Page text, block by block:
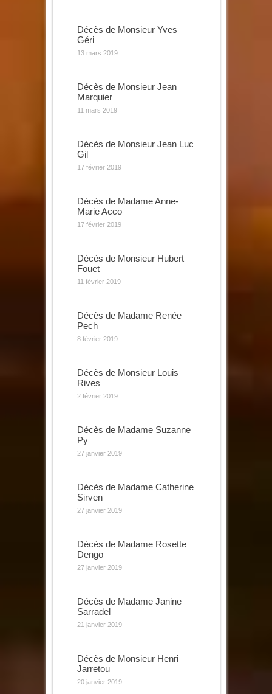
Décès de Monsieur Yves
Géri
13 mars 2019
Décès de Monsieur Jean
Marquier
11 mars 2019
Décès de Monsieur Jean Luc
Gil
17 février 2019
Décès de Madame Anne-
Marie Acco
17 février 2019
Décès de Monsieur Hubert
Fouet
11 février 2019
Décès de Madame Renée
Pech
8 février 2019
Décès de Monsieur Louis
Rives
2 février 2019
Décès de Madame Suzanne
Py
27 janvier 2019
Décès de Madame Catherine
Sirven
27 janvier 2019
Décès de Madame Rosette
Dengo
27 janvier 2019
Décès de Madame Janine
Sarradel
21 janvier 2019
Décès de Monsieur Henri
Jarretou
20 janvier 2019